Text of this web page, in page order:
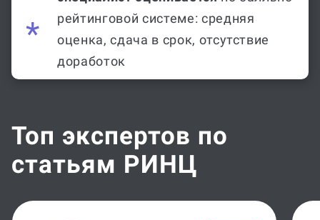
рейтинговой системе: средняя
оценка, сдача в срок, отсутствие
доработок
Топ экспертов по
статьям РИНЦ